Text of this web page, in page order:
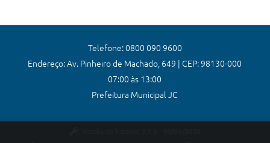
Telefone: 0800 090 9600
Endereço: Av. Pinheiro de Machado, 649 | CEP: 98130-000
07:00 às 13:00
Prefeitura Municipal JC